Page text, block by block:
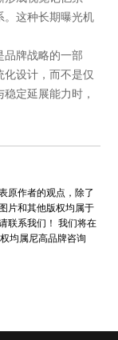
。这种长期曝光机
牌战略的一部
设计，而不是仅
定延展能力时，
原作者的观点，除了
片和其他版权均属于
联系我们！ 我们将在
均属尼高品牌咨询